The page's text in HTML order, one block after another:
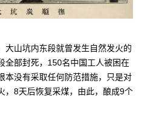
山坑内东段就曾发生自然发火的
全部封死，150名中国工人被困在
本没有采取任何防范措施，只是对
，8天后恢复采煤，由此，酿成9个